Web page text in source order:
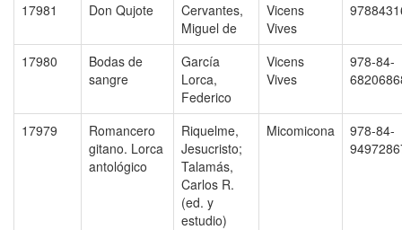
17981 Don Qujote
Cervantes,
Miguel de
Vicens
Vives
17980
Bodas de
sangre
García
Lorca,
Federico
Vicens
Vives
978-84-
17979
Romancero
gitano. Lorca
antológico
Riquelme,
Jesucristo;
Talamás,
Carlos R.
(ed. y
estudio)
Micomicona
978-84-